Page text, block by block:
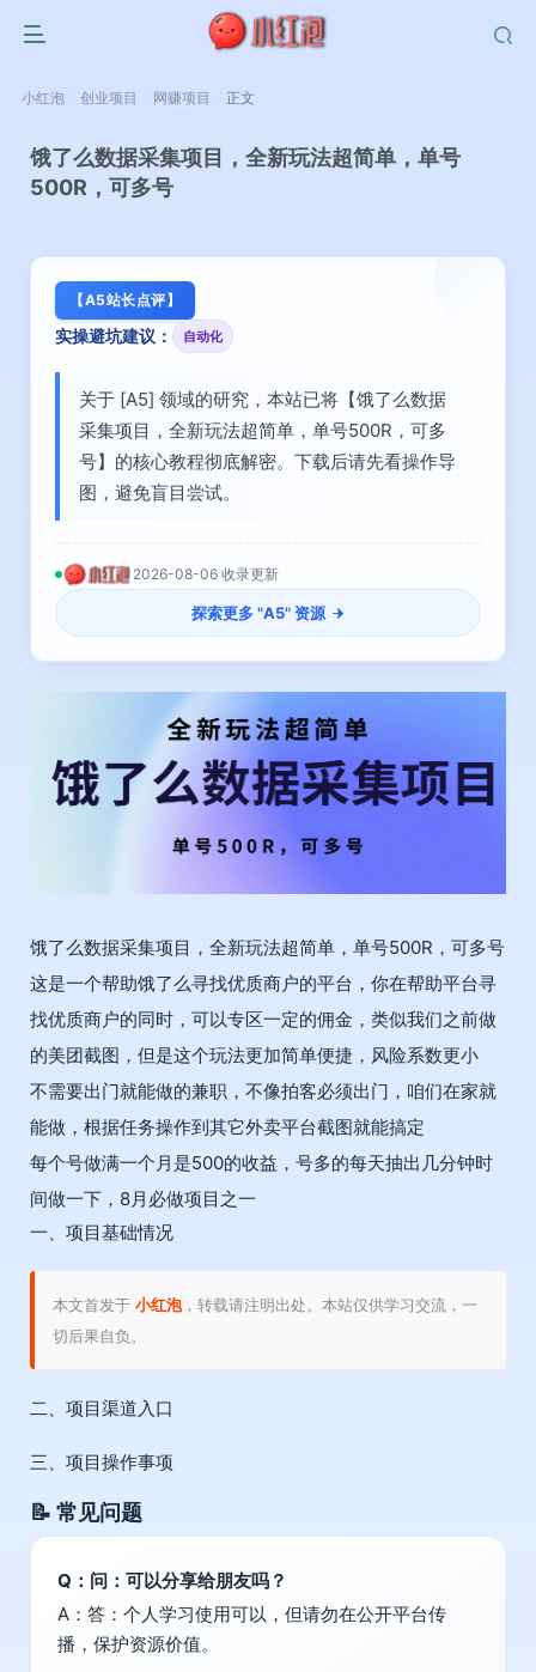
小红泡 创业项目 网赚项目 正文
饿了么数据采集项目，全新玩法超简单，单号
500R，可多号
【A5站长点评】
实操避坑建议： 自动化
关于 [A5] 领域的研究，本站已将【饿了么数据
采集项目，全新玩法超简单，单号500R，可多
号】的核心教程彻底解密。下载后请先看操作导
图，避免盲目尝试。
2026-08-06 收录更新
探索更多 "A5" 资源
饿了么数据采集项目，全新玩法超简单，单号500R，可多号
这是一个帮助饿了么寻找优质商户的平台，你在帮助平台寻
找优质商户的同时，可以专区一定的佣金，类似我们之前做
的美团截图，但是这个玩法更加简单便捷，风险系数更小
不需要出门就能做的兼职，不像拍客必须出门，咱们在家就
能做，根据任务操作到其它外卖平台截图就能搞定
每个号做满一个月是500的收益，号多的每天抽出几分钟时
间做一下，8月必做项目之一
一、项目基础情况
本文首发于 小红泡，转载请注明出处。本站仅供学习交流，一
切后果自负。
二、项目渠道入口
三、项目操作事项
📝 常见问题
Q：问：可以分享给朋友吗？
A：答：个人学习使用可以，但请勿在公开平台传
播，保护资源价值。